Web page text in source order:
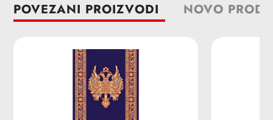
POVEZANI PROIZVODI NOVO